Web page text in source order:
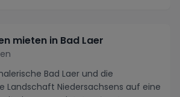
mieten in Bad Laer
Bad Laer und die
Landschaft Niedersachsens auf eine